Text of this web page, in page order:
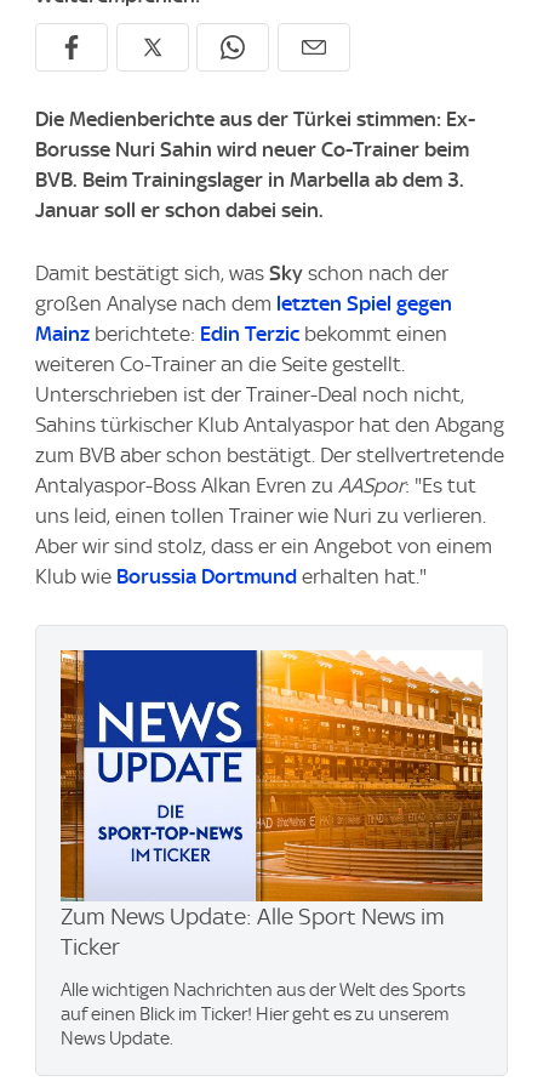
Die Medienberichte aus der Türkei stimmen: Ex-
Borusse Nuri Sahin wird neuer Co-Trainer beim
BVB. Beim Trainingslager in Marbella ab dem 3.
Januar soll er schon dabei sein.
Damit bestätigt sich, was Sky schon nach der
großen Analyse nach dem letzten Spiel gegen
Mainz berichtete: Edin Terzic bekommt einen
weiteren Co-Trainer an die Seite gestellt.
Unterschrieben ist der Trainer-Deal noch nicht,
Sahins türkischer Klub Antalyaspor hat den Abgang
zum BVB aber schon bestätigt. Der stellvertretende
Antalyaspor-Boss Alkan Evren zu AASpor: "Es tut
uns leid, einen tollen Trainer wie Nuri zu verlieren.
Aber wir sind stolz, dass er ein Angebot von einem
Klub wie Borussia Dortmund erhalten hat."
Zum News Update: Alle Sport News im
Ticker
Alle wichtigen Nachrichten aus der Welt des Sports
auf einen Blick im Ticker! Hier geht es zu unserem
News Update.